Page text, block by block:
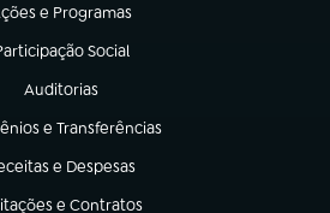
e Programas
em nova aba)
Social
em nova aba)
Auditorias
(abre em nova aba)
e Transferências
nova aba)
e Despesas
em nova aba)
e Contratos